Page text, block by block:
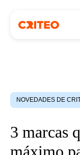
NOVEDADES DE
3 marcas